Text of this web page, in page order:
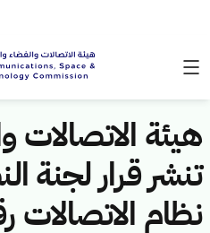
هيئة الاتصالات
تنشر قرار لجنة
نظام الاتصالات